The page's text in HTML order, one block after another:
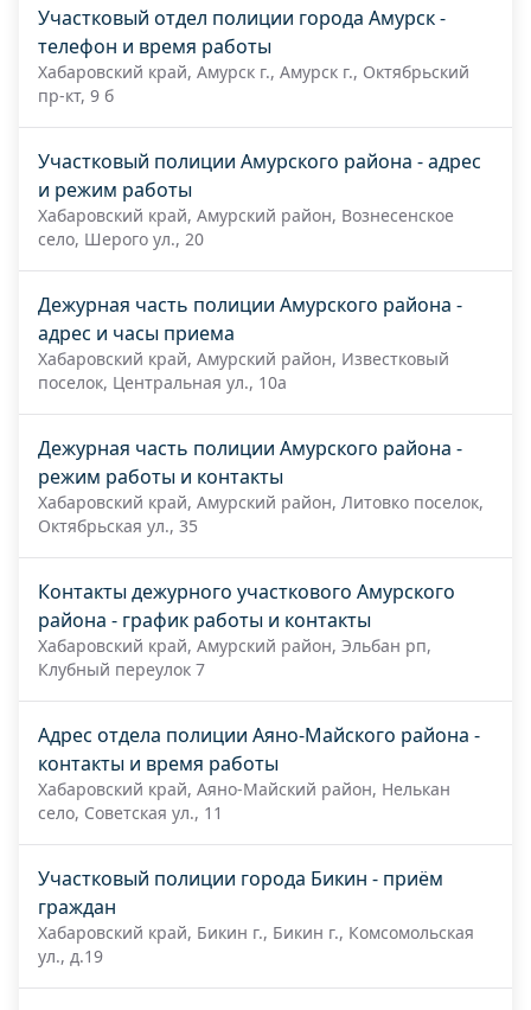
Участковый отдел полиции города Амурск -
телефон и время работы
Хабаровский край, Амурск г., Амурск г., Октябрьский
пр-кт, 9 б
Участковый полиции Амурского района - адрес
и режим работы
Хабаровский край, Амурский район, Вознесенское
село, Шерого ул., 20
Дежурная часть полиции Амурского района -
адрес и часы приема
Хабаровский край, Амурский район, Известковый
поселок, Центральная ул., 10а
Дежурная часть полиции Амурского района -
режим работы и контакты
Хабаровский край, Амурский район, Литовко поселок,
Октябрьская ул., 35
Контакты дежурного участкового Амурского
района - график работы и контакты
Хабаровский край, Амурский район, Эльбан рп,
Клубный переулок 7
Адрес отдела полиции Аяно-Майского района -
контакты и время работы
Хабаровский край, Аяно-Майский район, Нелькан
село, Советская ул., 11
Участковый полиции города Бикин - приём
граждан
Хабаровский край, Бикин г., Бикин г., Комсомольская
ул., д.19